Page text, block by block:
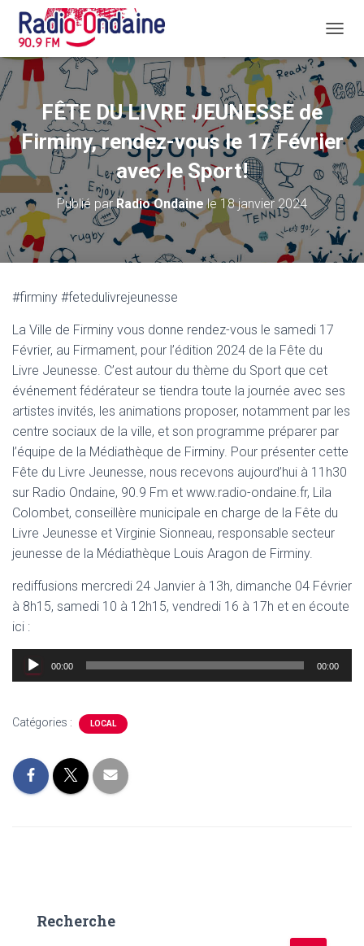
É
L
L
A
N
A
V
G
A
FÊTE DU LIVRE JEUNESSE de
Firminy, rendez-vous le 17 Février
avec le Sport!
Publié parRadio Ondainele18 janvier 2024
#firminy #fetedulivrejeunesse
La Ville de Firminy vous donne rendez-vous le samedi 17
Février, au Firmament, pour l’édition 2024 de la Fête du
Livre Jeunesse. C’est autour du thème du Sport que cet
événement fédérateur se tiendra toute la journée avec ses
artistes invités, les animations proposer, notamment par les
centre sociaux de la ville, et son programme préparer par
l’équipe de la Médiathèque de Firminy. Pour présenter cette
Fête du Livre Jeunesse, nous recevons aujourd’hui à 11h30
sur Radio Ondaine, 90.9 Fm et www.radio-ondaine.fr, Lila
Colombet, conseillère municipale en charge de la Fête du
Livre Jeunesse et Virginie Sionneau, responsable secteur
jeunesse de la Médiathèque Louis Aragon de Firminy.
rediffusions mercredi 24 Janvier à 13h, dimanche 04 Février
à 8h15, samedi 10 à 12h15, vendredi 16 à 17h et en écoute
ici :
Lecteur
audio
00:00 00:00
Catégories : LOCAL
Recherche